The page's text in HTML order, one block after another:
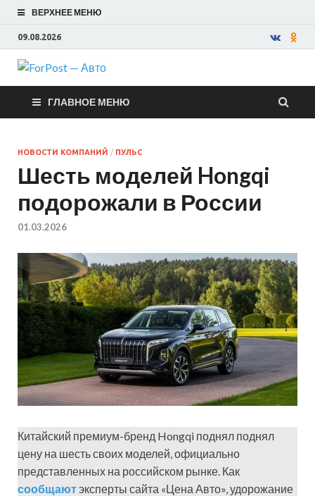
ВЕРХНЕЕ МЕНЮ
09.08.2026
ForPost —
Авто
ГЛАВНОЕ МЕНЮ
НОВОСТИ КОМПАНИЙ / ПУЛЬС
Шесть моделей Hongqi
подорожали в России
01.03.2026
Китайский премиум-бренд Hongqi поднял поднял
цену на шесть своих моделей, официально
представленных на российском рынке. Как
сообщаютэксперты сайта «Цена Авто», удорожание